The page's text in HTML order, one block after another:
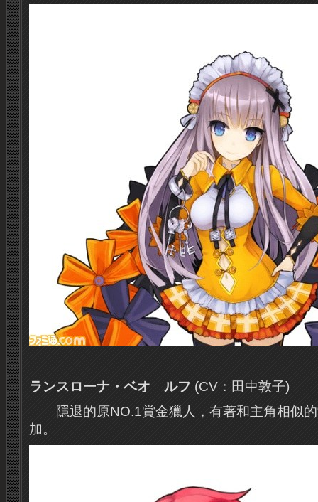
ランスローナ・ベオ゙ルフ (CV：田中敦子)
隱退的原NO.1賞金獵人 ，有著和主角相似
加。